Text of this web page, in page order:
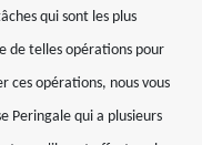
qui sont les plus
de telles opérations pour
ces opérations, nous vous
Peringale qui a plusieurs